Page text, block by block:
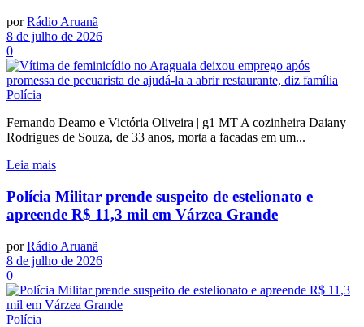
por Rádio Aruanã
8 de julho de 2026
0
Polícia
Fernando Deamo e Victória Oliveira | g1 MT A cozinheira Daiany
Rodrigues de Souza, de 33 anos, morta a facadas em um...
Leia mais
Polícia Militar prende suspeito de estelionato e
apreende R$ 11,3 mil em Várzea Grande
por Rádio Aruanã
8 de julho de 2026
0
Polícia